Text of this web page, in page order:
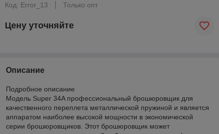
Код: Error_13
Только опт
Цену уточняйте
Описание
Подробное описание
Модель Super 34A профессиональный брошюровщик для
качественного переплета металлической пружиной и является
аппаратом наиболее высокой мощности в экономической
серии брошюровщиков. Этот брошюровщик может